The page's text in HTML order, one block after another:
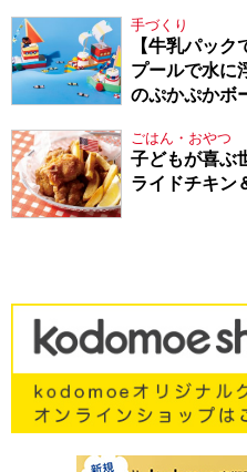
手づくり
【牛乳パッ
プールで水に
のぷかぷかボ
ごはん・おやつ
子どもが喜ぶ
ライドチキン